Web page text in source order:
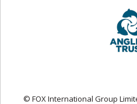
© FOX International Group